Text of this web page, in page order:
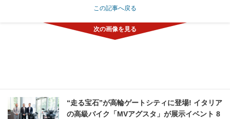
この記事へ戻る
“走る宝石”が高輪ゲートシティに登場! イタリア
の高級バイク「MVアグスタ」が展示イベント 8